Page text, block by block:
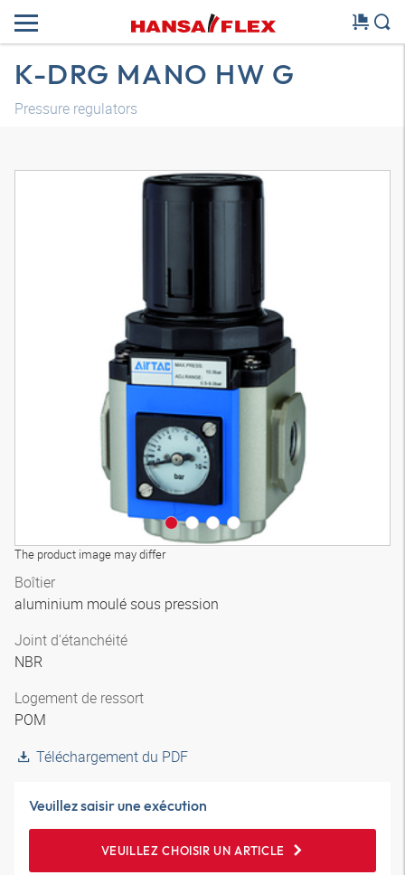
K-DRG MANO HW G
Pressure regulators
The product image may differ
Modèle 3D
Boîtier
aluminium moulé sous pression
Joint d'étanchéité
NBR
Logement de ressort
POM
Téléchargement du PDF
Veuillez saisir une exécution
VEUILLEZ CHOISIR UN ARTICLE